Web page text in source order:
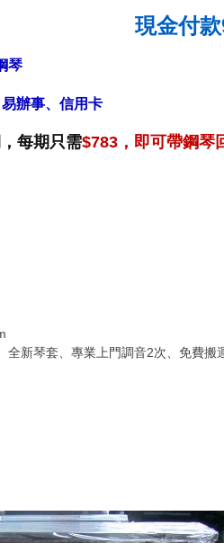
現金付
琴
辦事、信用卡
每期只需$783，即可帶鋼琴
全新琴套、專業上門調音2次、免費搬